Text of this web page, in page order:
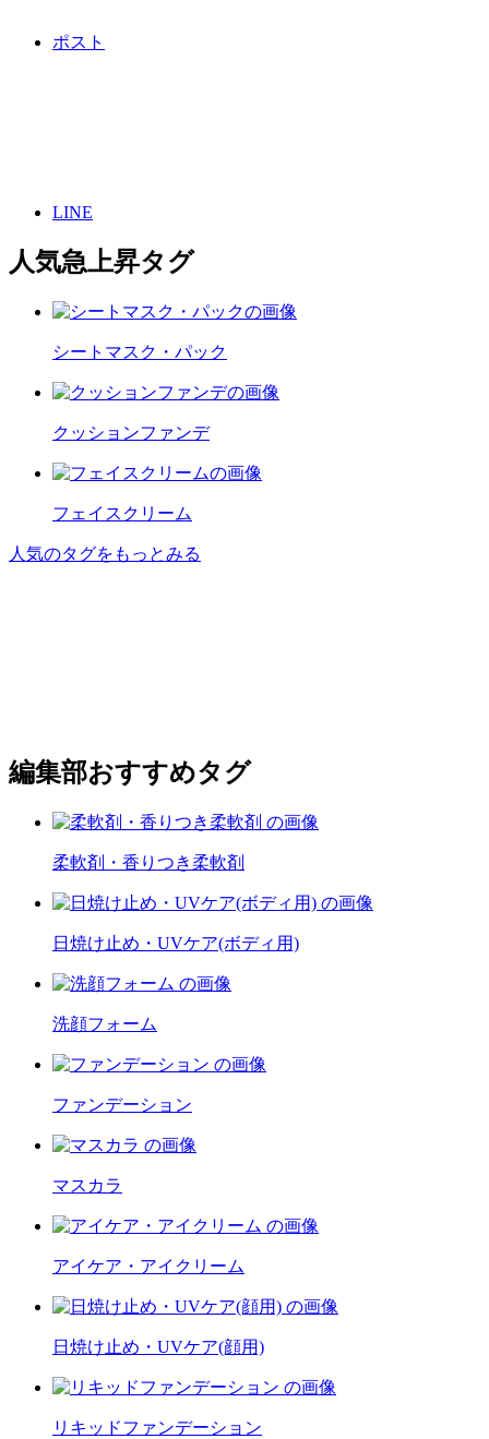
ポスト
LINE
人気急上昇タグ
シートマスク・パック
クッションファンデ
フェイスクリーム
人気のタグをもっとみる
編集部おすすめタグ
柔軟剤・香りつき柔軟剤
日焼け止め・UVケア(ボディ用)
洗顔フォーム
ファンデーション
マスカラ
アイケア・アイクリーム
日焼け止め・UVケア(顔用)
リキッドファンデーション